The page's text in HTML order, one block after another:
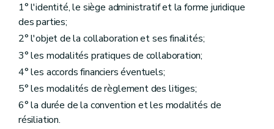
1° l'identité, le siège administratif et la forme juridique
des parties;
2° l'objet de la collaboration et ses finalités;
3° les modalités pratiques de collaboration;
4° les accords financiers éventuels;
5° les modalités de règlement des litiges;
6° la durée de la convention et les modalités de
résiliation.